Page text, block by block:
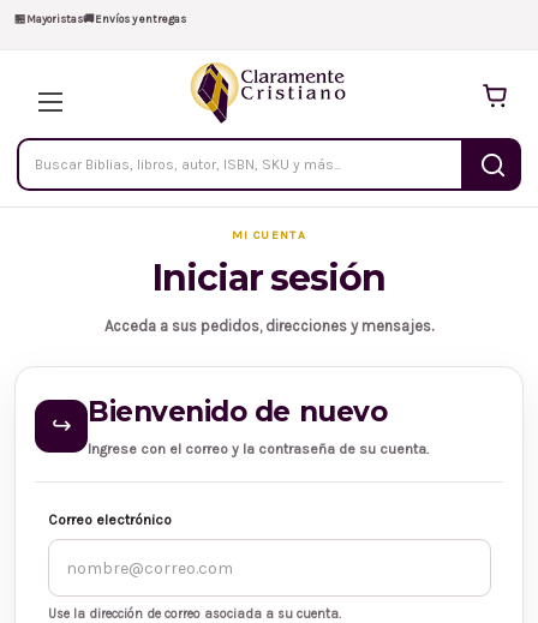
🏪Mayoristas🚚Envíos y entregas
Buscar
productos
MI CUENTA
Iniciar sesión
Acceda a sus pedidos, direcciones y mensajes.
↪ Bienvenido de nuevo
Ingrese con el correo y la contraseña de su cuenta.
Correo electrónico
Use la dirección de correo asociada a su cuenta.